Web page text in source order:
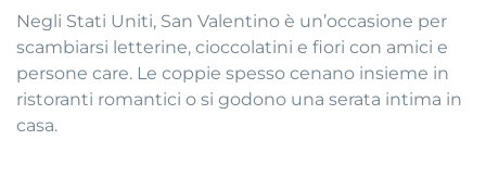
Negli Stati Uniti, San Valentino è un’occasione per
scambiarsi letterine, cioccolatini e fiori con amici e
persone care. Le coppie spesso cenano insieme in
ristoranti romantici o si godono una serata intima in
casa.